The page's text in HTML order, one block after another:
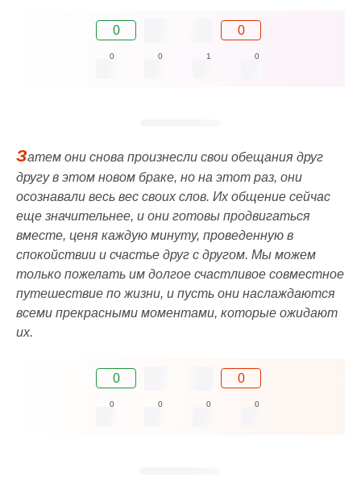
0 0
0 0 1 0
Затем они снова произнесли свои обещания друг
другу в этом новом браке, но на этот раз, они
осознавали весь вес своих слов. Их общение сейчас
еще значительнее, и они готовы продвигаться
вместе, ценя каждую минуту, проведенную в
спокойствии и счастье друг с другом. Мы можем
только пожелать им долгое счастливое совместное
путешествие по жизни, и пусть они наслаждаются
всеми прекрасными моментами, которые ожидают
их.
0 0
0 0 0 0